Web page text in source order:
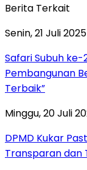
Berita Terkait
Senin, 21 Juli 2025
Safari Subuh ke-
Pembangunan
Terbaik”
Minggu, 20 Juli
DPMD Kukar
Transparan dan